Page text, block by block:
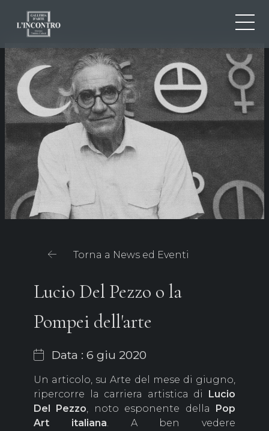
IT
EN
FR
CHI SIAMO
NEWS ED EVENTI
ARTISTI E OPERE
MOSTRE
CONTATTI
Torna a News ed Eventi
Lucio Del Pezzo o la
Pompei dell'arte
Data : 6 giu 2020
Un articolo, su Arte del mese di giugno,
ripercorre la carriera artistica di
Lucio
Del Pezzo, noto esponente della Pop
Art italiana. A ben vedere